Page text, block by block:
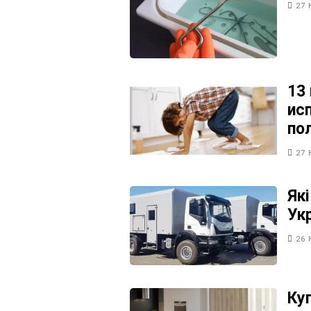
27
13
27
26